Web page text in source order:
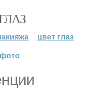
цвет глаз
фото